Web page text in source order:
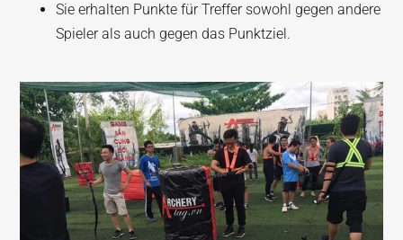
Sie erhalten Punkte für Treffer sowohl gegen andere
Spieler als auch gegen das Punktziel.